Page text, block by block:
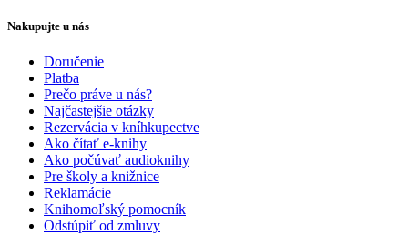
Nakupujte u nás
Doručenie
Platba
Prečo práve u nás?
Najčastejšie otázky
Rezervácia v kníhkupectve
Ako čítať e-knihy
Ako počúvať audioknihy
Pre školy a knižnice
Reklamácie
Knihomoľský pomocník
Odstúpiť od zmluvy